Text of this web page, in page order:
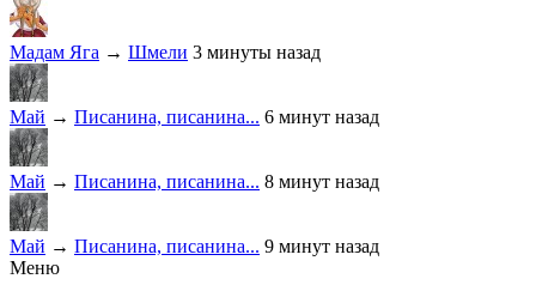
Мадам Яга → Шмели 3 минуты назад
Май → Писанина, писанина... 6 минут назад
Май → Писанина, писанина... 8 минут назад
Май → Писанина, писанина... 9 минут назад
Меню